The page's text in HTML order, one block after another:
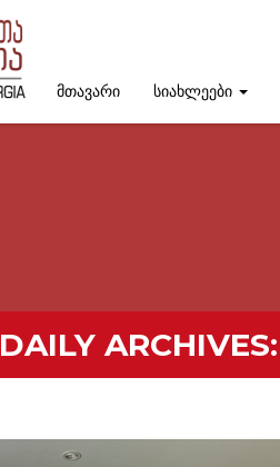
მთავარი სიახლეები
DAILY ARCHIVES: